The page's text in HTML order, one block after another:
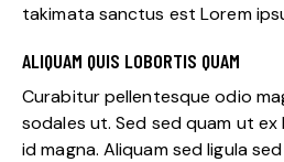
takimata sanctus est Lorem
ALIQUAM QUIS LOBORTIS QUAM
Curabitur pellentesque odio
sodales ut. Sed sed quam ut
id magna. Aliquam sed ligula